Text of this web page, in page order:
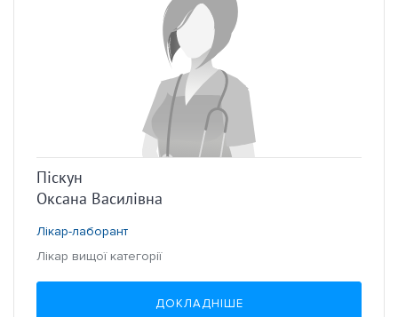
Піскун
Оксана Василівна
Лікар-лаборант
Лікар вищої категорії
ДОКЛАДНІШЕ